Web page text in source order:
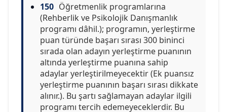
150 Öğretmenlik programlarına
(Rehberlik ve Psikolojik Danışmanlık
programı dâhil.); programın, yerleştirme
puan türünde başarı sırası 300 bininci
sırada olan adayın yerleştirme puanının
altında yerleştirme puanına sahip
adaylar yerleştirilmeyecektir (Ek puansız
yerleştirme puanının başarı sırası dikkate
alınır.). Bu şartı sağlamayan adaylar ilgili
programı tercih edemeyeceklerdir. Bu